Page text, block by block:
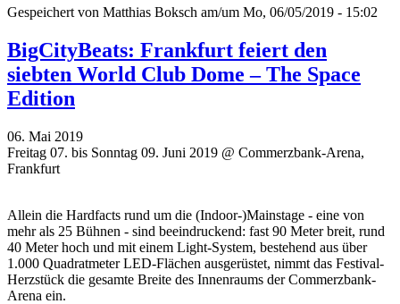
Gespeichert von Matthias Boksch am/um Mo, 06/05/2019 - 15:02
BigCityBeats: Frankfurt feiert den
siebten World Club Dome – The Space
Edition
06. Mai 2019
Freitag 07. bis Sonntag 09. Juni 2019 @ Commerzbank-Arena,
Frankfurt
Allein die Hardfacts rund um die (Indoor-)Mainstage - eine von
mehr als 25 Bühnen - sind beeindruckend: fast 90 Meter breit, rund
40 Meter hoch und mit einem Light-System, bestehend aus über
1.000 Quadratmeter LED-Flächen ausgerüstet, nimmt das Festival-
Herzstück die gesamte Breite des Innenraums der Commerzbank-
Arena ein.